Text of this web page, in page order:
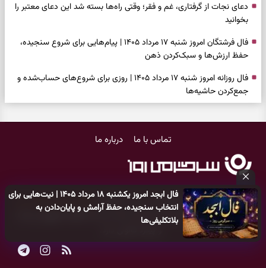
فال ابجد امروز یکشنبه ۱۸ مرداد ۱۴۰۵ | نیت‌هایی برای
انتخاب سنجیده، حفظ آرامش و پایان‌دادن به
بلاتکلیفی‌ها
دعای نجات از گرفتاری، غم و فقر؛ وقتی راه‌ها بسته شد این دعای معتبر را
بخوانید
فال فرشتگان امروز شنبه ۱۷ مرداد ۱۴۰۵ | پیام‌هایی برای شروع سنجیده،
حفظ ارزش‌ها و سبک‌کردن ذهن
فال روزانه امروز شنبه ۱۷ مرداد ۱۴۰۵ | روزی برای شروع‌های حساب‌شده و
جمع‌کردن حاشیه‌ها
و عبور از دودلی
سلیقه شخصی و پایان‌دادن به تردیدها
ساده و کنارگذاشتن نگرانی‌های اضافی
فال قهوه امروز جمعه ۱۶ مرداد ۱۴۰۵ | نقش‌هایی از فرصت‌های نزدیک،
تماس با ما درباره ما
کلیه حقوق مادی و معنوی این سایت متعلق بهپایگاه خبری سرگرمی روز
می‌باشد و هر گونه کپی‌برداری توسط دیگر سایت‌ها اکیدا ممنوعمی‌باشد